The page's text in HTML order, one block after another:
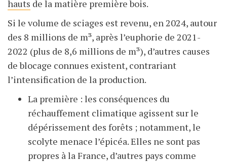
hauts de la matière première bois.
Si le volume de sciages est revenu, en 2024, autour
des 8 millions de m³, après l’euphorie de 2021-
2022 (plus de 8,6 millions de m³), d’autres causes
de blocage connues existent, contrariant
l’intensification de la production.
La première : les conséquences du
réchauffement climatique agissent sur le
dépérissement des forêts ; notamment, le
scolyte menace l’épicéa. Elles ne sont pas
propres à la France, d’autres pays comme